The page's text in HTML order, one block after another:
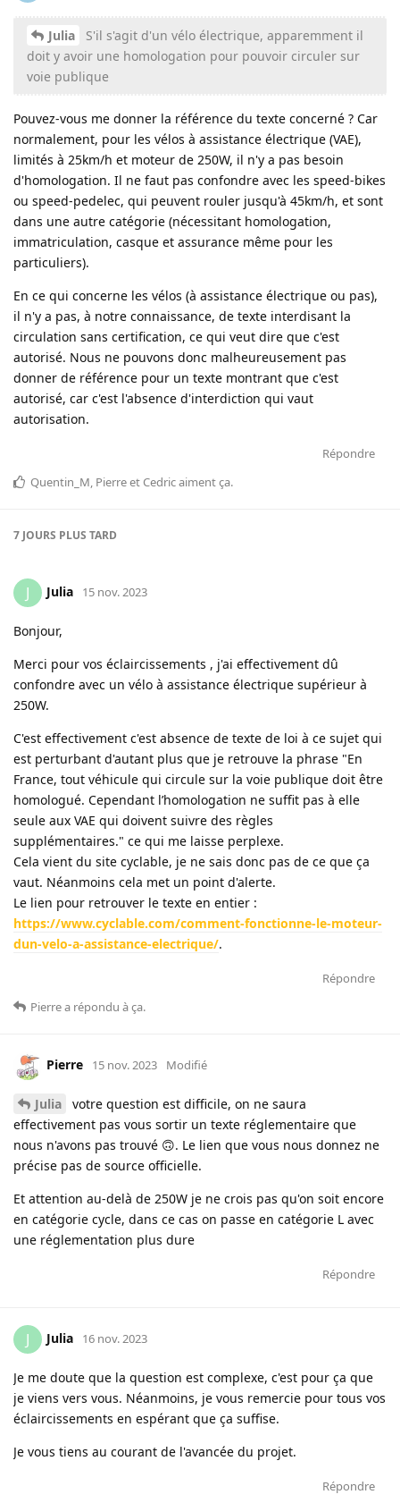
Julia
S'il s'agit d'un vélo électrique, apparemment il
doit y avoir une homologation pour pouvoir circuler sur
voie publique
Pouvez-vous me donner la référence du texte concerné ? Car
normalement, pour les vélos à assistance électrique (VAE),
limités à 25km/h et moteur de 250W, il n'y a pas besoin
d'homologation. Il ne faut pas confondre avec les speed-bikes
ou speed-pedelec, qui peuvent rouler jusqu'à 45km/h, et sont
dans une autre catégorie (nécessitant homologation,
immatriculation, casque et assurance même pour les
particuliers).
En ce qui concerne les vélos (à assistance électrique ou pas),
il n'y a pas, à notre connaissance, de texte interdisant la
circulation sans certification, ce qui veut dire que c'est
autorisé. Nous ne pouvons donc malheureusement pas
donner de référence pour un texte montrant que c'est
autorisé, car c'est l'absence d'interdiction qui vaut
autorisation.
Répondre
Quentin_M, Pierreet Cedricaiment ça.
7 JOURS PLUS TARD
J Julia 15 nov. 2023
Bonjour,
Merci pour vos éclaircissements , j'ai effectivement dû
confondre avec un vélo à assistance électrique supérieur à
250W.
C'est effectivement c'est absence de texte de loi à ce sujet qui
est perturbant d'autant plus que je retrouve la phrase "En
France, tout véhicule qui circule sur la voie publique doit être
homologué. Cependant l’homologation ne suffit pas à elle
seule aux VAE qui doivent suivre des règles
supplémentaires." ce qui me laisse perplexe.
Cela vient du site cyclable, je ne sais donc pas de ce que ça
vaut. Néanmoins cela met un point d'alerte.
Le lien pour retrouver le texte en entier :
https://www.cyclable.com/comment-fonctionne-le-moteur-
dun-velo-a-assistance-electrique/.
Répondre
Pierrea répondu à ça.
Pierre 15 nov. 2023 Modifié
Julia
votre question est difficile, on ne saura
effectivement pas vous sortir un texte réglementaire que
nous n'avons pas trouvé 🙃. Le lien que vous nous donnez ne
précise pas de source officielle.
Et attention au-delà de 250W je ne crois pas qu'on soit encore
en catégorie cycle, dans ce cas on passe en catégorie L avec
une réglementation plus dure
Répondre
J Julia 16 nov. 2023
Je me doute que la question est complexe, c'est pour ça que
je viens vers vous. Néanmoins, je vous remercie pour tous vos
éclaircissements en espérant que ça suffise.
Je vous tiens au courant de l'avancée du projet.
Répondre